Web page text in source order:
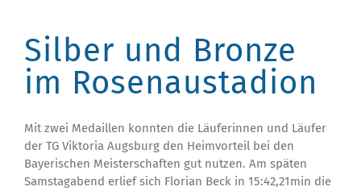
Silber und Bronze
im Rosenaustadion
Mit zwei Medaillen konnten die Läuferinnen und Läufer
der TG Viktoria Augsburg den Heimvorteil bei den
Bayerischen Meisterschaften gut nutzen. Am späten
Samstagabend erlief sich Florian Beck in 15:42,21min die